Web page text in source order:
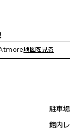
地図を見る
駐車場
館内